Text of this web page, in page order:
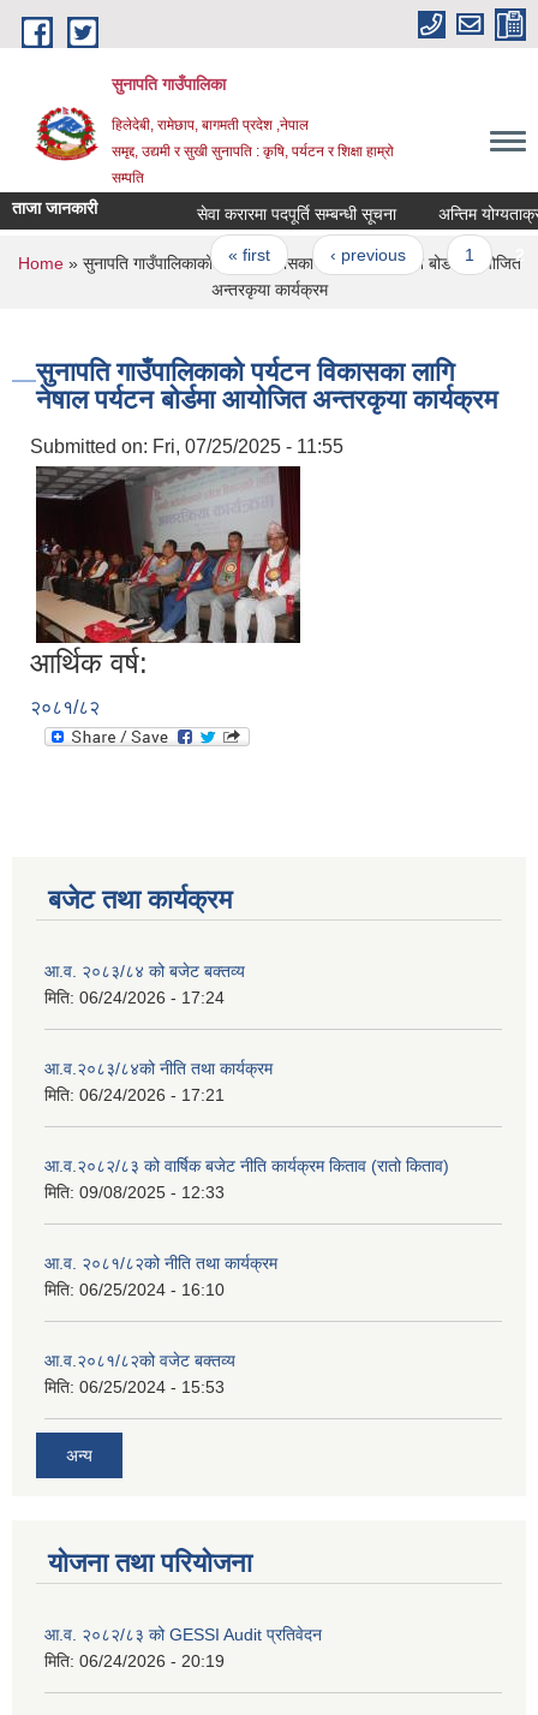
Skip to main content
सुनापति गाउँपालिका
हिलेदेबी, रामेछाप, बागमती प्रदेश ,नेपाल
समृद्द, उद्यमी र सुखी सुनापति : कृषि, पर्यटन र शिक्षा हाम्रो
सम्पति
ताजा जानकारी सेवा करारमा पदपूर्ति सम्बन्धी सूचना अन्तिम
Pages
« first ‹ previous 1 2
You are here
Home» सुनापति गाउँपालिकाको पर्यटन विकासका लागि नेषाल पर्यटन बोर्डमा आयोजित
अन्तरकृया कार्यक्रम
सुनापति गाउँपालिकाको पर्यटन विकासका लागि
नेषाल पर्यटन बोर्डमा आयोजित अन्तरकृया कार्यक्रम
Submitted on: Fri, 07/25/2025 - 11:55
आर्थिक वर्ष:
२०८१/८२
बजेट तथा कार्यक्रम
आ.व. २०८३/८४ को बजेट बक्तव्य
मिति: 06/24/2026 - 17:24
आ.व.२०८३/८४को नीति तथा कार्यक्रम
मिति: 06/24/2026 - 17:21
आ.व.२०८२/८३ को वार्षिक बजेट नीति कार्यक्रम किताव (रातो किताव)
मिति: 09/08/2025 - 12:33
आ.व. २०८१/८२को नीति तथा कार्यक्रम
मिति: 06/25/2024 - 16:10
आ.व.२०८१/८२को वजेट बक्तव्य
मिति: 06/25/2024 - 15:53
अन्य
योजना तथा परियोजना
आ.व. २०८२/८३ को GESSI Audit प्रतिवेदन
मिति: 06/24/2026 - 20:19